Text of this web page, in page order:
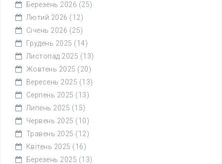
Березень 2026 (25)
Лютий 2026 (12)
Січень 2026 (25)
Грудень 2025 (14)
Листопад 2025 (13)
Жовтень 2025 (20)
Вересень 2025 (13)
Серпень 2025 (13)
Липень 2025 (15)
Червень 2025 (10)
Травень 2025 (12)
Квітень 2025 (16)
Березень 2025 (13)